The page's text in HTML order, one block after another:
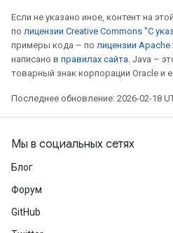
Если не указано иное, контент на
по лицензии Creative Commons "С
примеры кода – по лицензии Apache
написано в правилах сайта. Java –
товарный знак корпорации Oracle и
Последнее обновление: 2026-02-18
Мы в социальных сетях
Блог
Форум
GitHub